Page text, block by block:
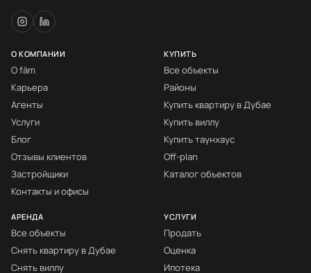
О КОМПАНИИ
О fäm
Карьера
Агенты
Услуги
Блог
Отзывы клиентов
Застройщики
Контакты и офисы
КУПИТЬ
Все объекты
Районы
Купить квартиру в Дубае
Купить виллу
Купить таунхаус
Off-plan
Каталог объектов
АРЕНДА
Все объекты
Снять квартиру в Дубае
Снять виллу
УСЛУГИ
Продать
Оценка
Ипотека